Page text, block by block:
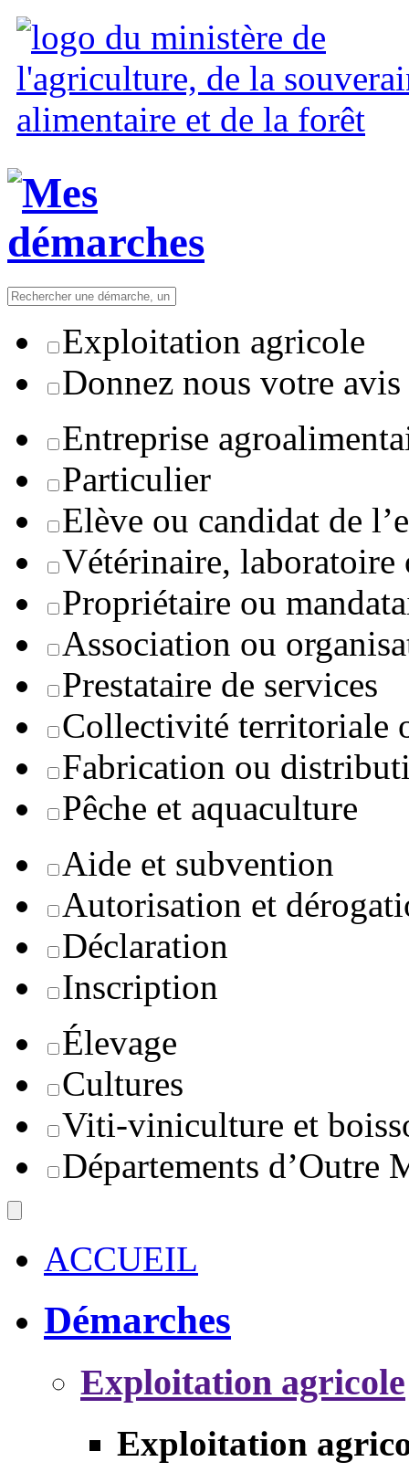
Exploitation agricole
Donnez nous votre avis
Entreprise
Particulier
Elève ou candidat de
Vétérinaire, laboratoire
Propriétaire ou
Association ou
Prestataire de services
Collectivité territoriale
Fabrication ou
Pêche et aquaculture
Aide et subvention
Autorisation et
Déclaration
Inscription
Élevage
Cultures
Viti-viniculture et
Départements d’Outre
ACCUEIL
Démarches
Exploitation agricole
Exploitation